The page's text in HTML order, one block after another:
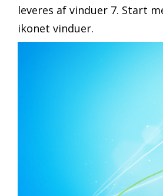
leveres af vinduer 7. Start
ikonet vinduer.